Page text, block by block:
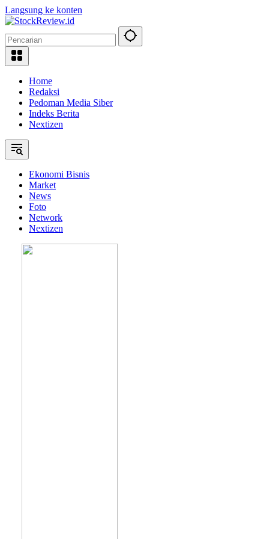
Langsung ke konten
Home
Redaksi
Pedoman Media Siber
Indeks Berita
Nextizen
Ekonomi Bisnis
Market
News
Foto
Network
Nextizen